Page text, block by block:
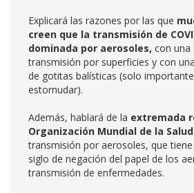
Explicará las razones por las que
creen que la transmisión de
dominada por aerosoles, con una
transmisión por superficies y con
de gotitas balísticas (solo
estornudar).
Además, hablará de la extremada
Organización Mundial de la Salud
transmisión por aerosoles, que
siglo de negación del papel de los
transmisión de enfermedades.